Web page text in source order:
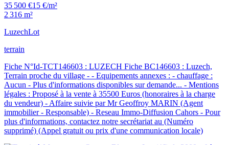
35 500 €15 €/m²
2 316 m²
LuzechLot
terrain
Fiche N°Id-TCT146603 : LUZECH Fiche BC146603 : Luzech,
Terrain proche du village - - Equipements annexes : - chauffage :
Aucun - Plus d'informations disponibles sur demande... - Mentions
légales : Proposé à la vente à 35500 Euros (honoraires à la charge
du vendeur) - Affaire suivie par Mr Geoffroy MARIN (Agent
immobilier - Responsable) - Reseau Immo-Diffusion Cahors - Pour
plus d'informations, contactez notre secrétariat au (Numéro
supprimé) (Appel gratuit ou prix d'une communication locale)